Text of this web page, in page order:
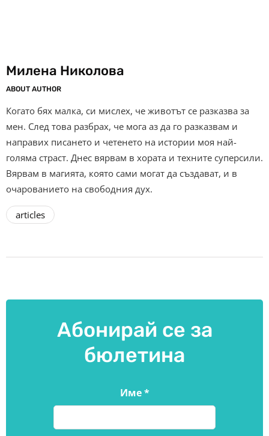
Милена Николова
ABOUT AUTHOR
Когато бях малка, си мислех, че животът се разказва за
мен. След това разбрах, че мога аз да го разказвам и
направих писането и четенето на истории моя най-
голяма страст. Днес вярвам в хората и техните суперсили.
Вярвам в магията, която сами могат да създават, и в
очарованието на свободния дух.
articles
Абонирай се за
бюлетина
Име*